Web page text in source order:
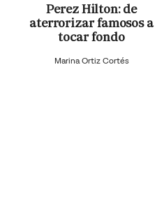
Perez Hilton: de
aterrorizar famosos a
tocar fondo
Marina Ortiz Cortés